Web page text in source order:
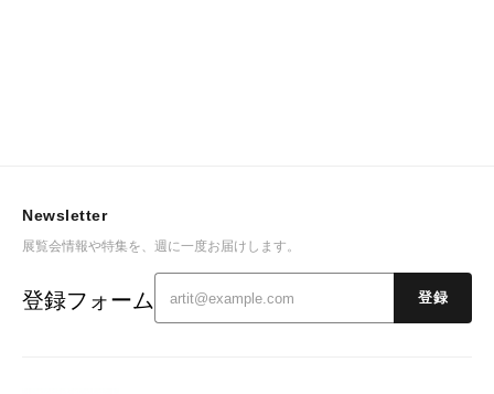
Newsletter
展覧会情報や特集を、週に一度お届けします。
登録フォーム 登録